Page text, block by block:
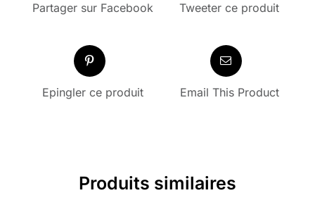
Partager sur Facebook Tweeter ce produit
Epingler ce produit Email This Product
Produits similaires